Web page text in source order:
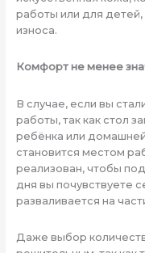
работы или для детей,
износа.
Комфорт не менее
В случае, если вы
работы, так как стол
ребёнка или
становится местом
реализован, чтобы
дня вы почувствуете
разваливается на
Даже выбор